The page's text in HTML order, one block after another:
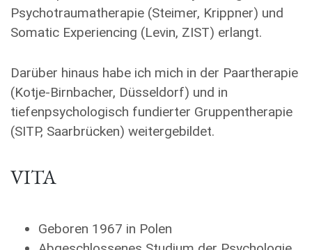
Psychotraumatherapie (Steimer, Krippner) und
Somatic Experiencing (Levin, ZIST) erlangt.
Darüber hinaus habe ich mich in der Paartherapie
(Kotje-Birnbacher, Düsseldorf) und in
tiefenpsychologisch fundierter Gruppentherapie
(SITP, Saarbrücken) weitergebildet.
VITA
Geboren 1967 in Polen